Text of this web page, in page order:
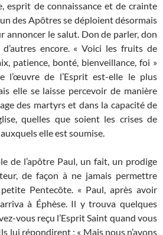
esprit de connaissance et de crainte
des Apôtres se déploient désormais
annoncer le salut. Don de parler, don
encore. « Voici les fruits de
patience, bonté, bienveillance, foi »
l’œuvre de l’Esprit est-elle le plus
elle se laisse percevoir de manière
des martyrs et dans la capacité de
quelles que soient les crises de
elle est soumise.
de l’apôtre Paul, un fait, un prodige
de façon à ne jamais permettre
petite Pentecôte. « Paul, après avoir
à Éphèse. Il y trouva quelques
vous reçu l’Esprit Saint quand vous
lui répondirent : « Mais nous n’avons